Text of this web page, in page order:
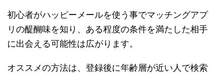
初心者がハッピーメールを使う事でマッチングアプ
リの醍醐味を知り、ある程度の条件を満たした相手
に出会える可能性は広がります。
オススメの方法は、登録後に年齢層が近い人で検索